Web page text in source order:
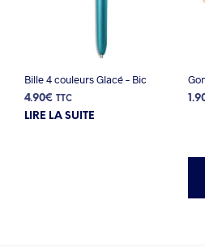
Bille 4 couleurs Glacé – Bic
4.90€ TTC
LIRE LA SUITE